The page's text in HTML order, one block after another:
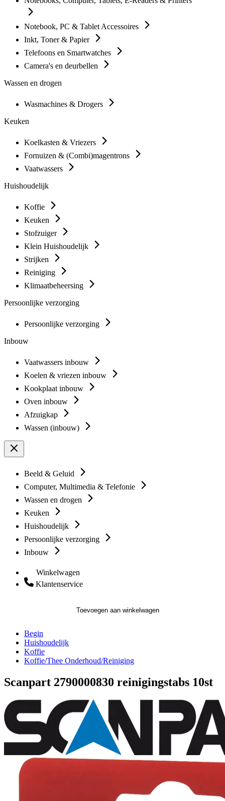
Notebook, PC & Tablet Accessoires
Inkt, Toner & Papier
Telefoons en Smartwatches
Camera's en deurbellen
Wassen en drogen
Wasmachines & Drogers
Keuken
Koelkasten & Vriezers
Fornuizen & (Combi)magentrons
Vaatwassers
Huishoudelijk
Koffie
Keuken
Stofzuiger
Klein Huishoudelijk
Strijken
Reiniging
Klimaatbeheersing
Persoonlijke verzorging
Persoonlijke verzorging
Inbouw
Vaatwassers inbouw
Koelen & vriezen inbouw
Kookplaat inbouw
Oven inbouw
Afzuigkap
Wassen (inbouw)
Beeld & Geluid
Computer, Multimedia & Telefonie
Wassen en drogen
Keuken
Huishoudelijk
Persoonlijke verzorging
Inbouw
Winkelwagen
Klantenservice
Toevoegen aan winkelwagen
Begin
Huishoudelijk
Koffie
Koffie/Thee Onderhoud/Reiniging
Scanpart 2790000830 reinigingstabs 10st